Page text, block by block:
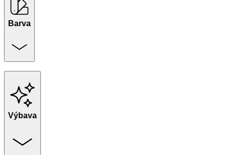
Barva
Výbava